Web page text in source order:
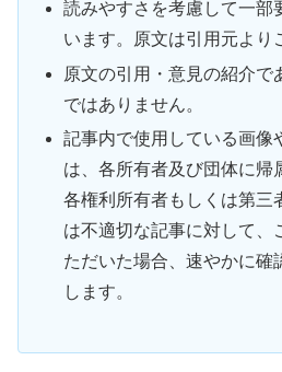
読みやすさを考慮して一部
います。原文は引用元より
原文の引用・意見の紹介で
ではありません。
記事内で使用している画像
は、各所有者及び団体に帰
各権利所有者もしくは第三
は不適切な記事に対して、
ただいた場合、速やかに確
します。